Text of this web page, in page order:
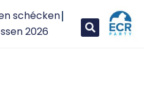
schécken
2026